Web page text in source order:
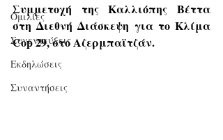
Ομιλίες
Συνεντεύξεις
Εκδηλώσεις
Συναντήσεις
Συμμετοχή
στη Διεθνή Διάσκεψη για το Κλίμα
Cop 29, στο Αζερμπαϊτζάν.